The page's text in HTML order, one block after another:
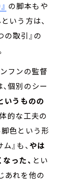
の脚本もや
いう方は、
の取引』の
フンの監督
個別のシー
いうものの
的な工夫の
色という形
』も、やは
った、 とい
あれを他の